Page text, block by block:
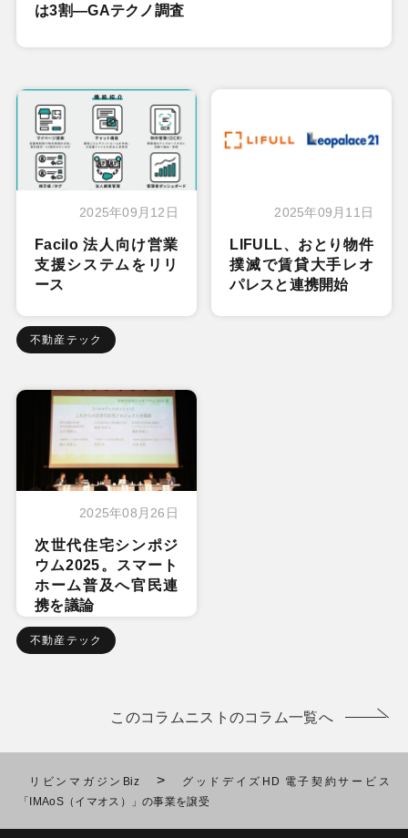
は3割―GAテクノ調査
2025年09月12日
Facilo 法人向け営業
支援システムをリリ
ース
不動産テック
2025年09月11日
LIFULL、おとり物件
撲滅で賃貸大手レオ
パレスと連携開始
2025年08月26日
次世代住宅シンポジ
ウム2025。スマート
ホーム普及へ官民連
携を議論
不動産テック
このコラムニストのコラム一覧へ
リビンマガジンBiz >
グッドデイズHD 電子契約サービス
「IMAoS（イマオス）」の事業を譲受